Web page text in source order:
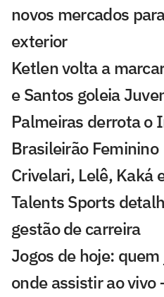
novos mercados
exterior
Ketlen volta a
e Santos goleia
Palmeiras derrota o
Brasileirão Feminino
Crivelari, Lelê, Kaká
Talents Sports
gestão de carreira
Jogos de hoje:
onde assistir ao vivo